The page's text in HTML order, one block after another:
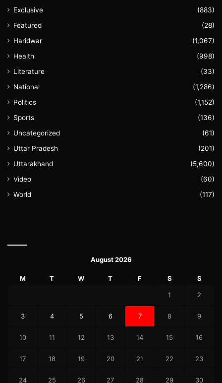
Exclusive
(883)
Featured
(28)
Haridwar
(1,067)
Health
(998)
Literature
(33)
National
(1,286)
Politics
(1,152)
Sports
(136)
Uncategorized
(61)
Uttar Pradesh
(201)
Uttarakhand
(5,600)
Video
(60)
World
(117)
August 2026
M T W T F S S
1 2
3 4 5 6 7 8 9
10 11 12 13 14 15 16
17 18 19 20 21 22 23
24 25 26 27 28 29 30